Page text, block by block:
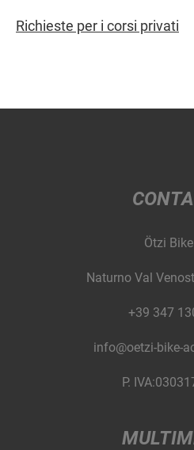
Richieste per i corsi privati
Ötzi
Naturno Val
+39 347
info@oetzi-bike-
P.